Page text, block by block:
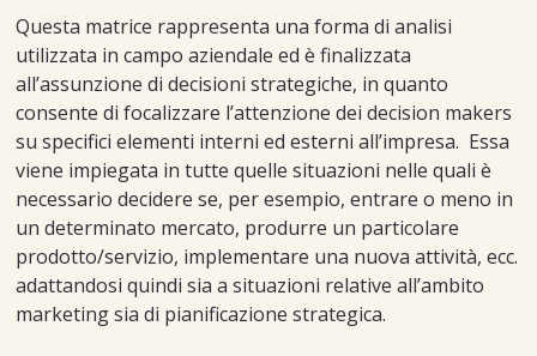
Questa matrice rappresenta una forma di analisi
utilizzata in campo aziendale ed è finalizzata
all’assunzione di decisioni strategiche, in quanto
consente di focalizzare l’attenzione dei decision makers
su specifici elementi interni ed esterni all’impresa. Essa
viene impiegata in tutte quelle situazioni nelle quali è
necessario decidere se, per esempio, entrare o meno in
un determinato mercato, produrre un particolare
prodotto/servizio, implementare una nuova attività, ecc.
adattandosi quindi sia a situazioni relative all’ambito
marketing sia di pianificazione strategica.